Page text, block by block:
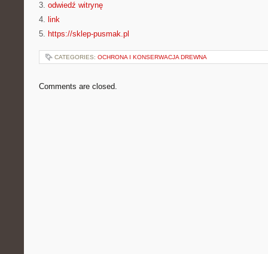
3. odwiedź witrynę
4. link
5. https://sklep-pusmak.pl
CATEGORIES: OCHRONA I KONSERWACJA DREWNA
Comments are closed.